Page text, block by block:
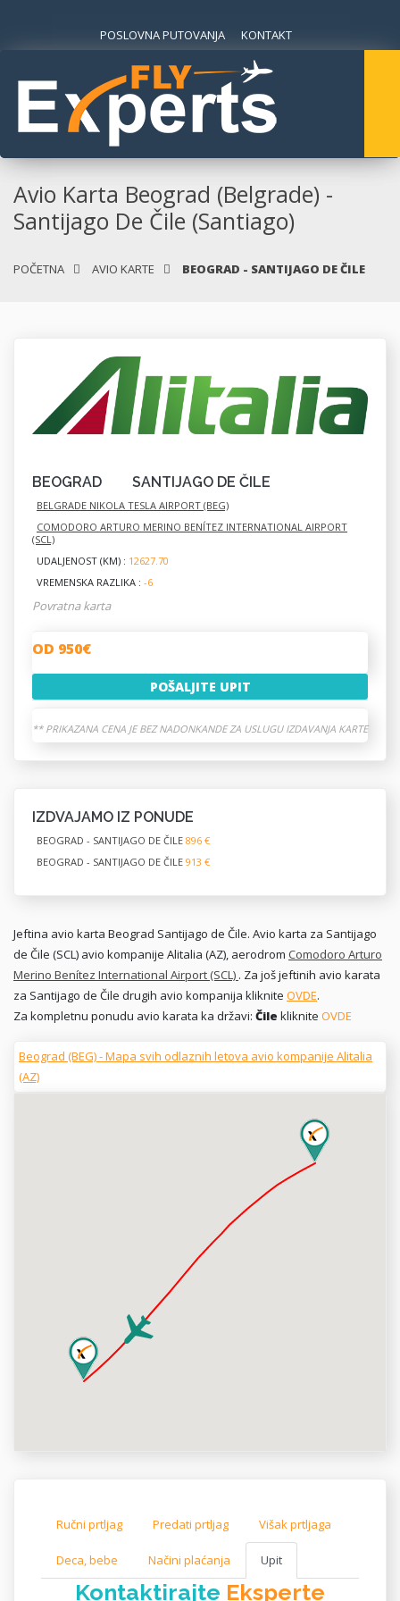
POSLOVNA PUTOVANJA KONTAKT
Avio Karta Beograd (Belgrade) -
Santijago De Čile (Santiago)
POČETNA AVIO KARTE BEOGRAD - SANTIJAGO DE ČILE
BEOGRAD SANTIJAGO DE ČILE
BELGRADE NIKOLA TESLA AIRPORT (BEG)
COMODORO ARTURO MERINO BENÍTEZ INTERNATIONAL AIRPORT
(SCL)
UDALJENOST (KM) : 12627.70
VREMENSKA RAZLIKA : -6
Povratna karta
OD 950€
POŠALJITE UPIT
** PRIKAZANA CENA JE BEZ NADONKANDE ZA USLUGU IZDAVANJA KARTE
IZDVAJAMO IZ PONUDE
BEOGRAD - SANTIJAGO DE ČILE 896 €
BEOGRAD - SANTIJAGO DE ČILE 913 €
Jeftina avio karta Beograd Santijago de Čile. Avio karta za Santijago
de Čile (SCL) avio kompanije Alitalia (AZ), aerodrom Comodoro Arturo
Merino Benítez International Airport (SCL) . Za još jeftinih avio karata
za Santijago de Čile drugih avio kompanija kliknite OVDE.
Za kompletnu ponudu avio karata ka državi: Čile kliknite OVDE
Beograd (BEG) - Mapa svih odlaznih letova avio kompanije Alitalia
(AZ)
Ručni prtljag Predati prtljag Višak prtljaga
Deca, bebe Načini plaćanja Upit
Kontaktirajte Eksperte